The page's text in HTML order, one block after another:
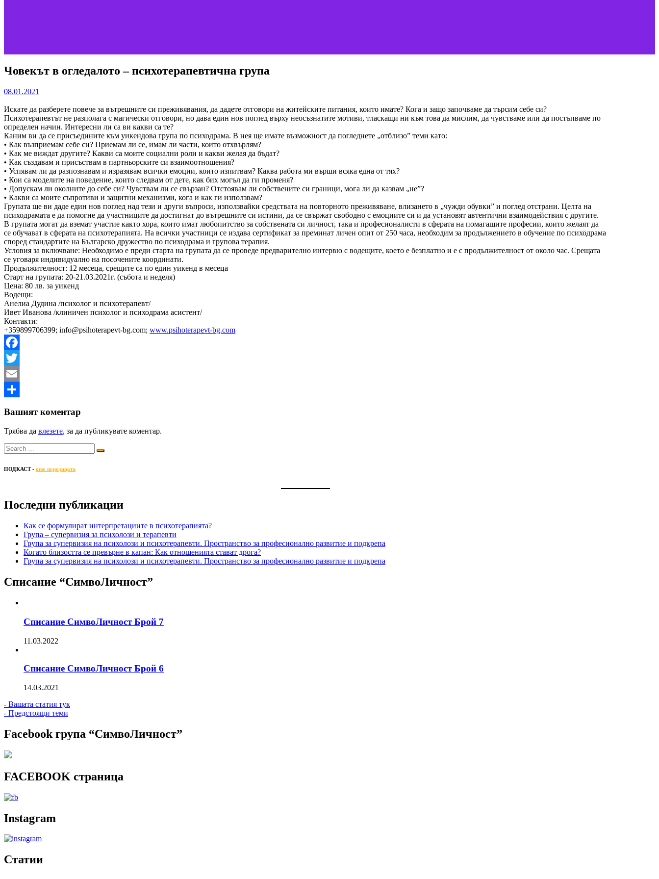
Човекът в огледалото – психотерапевтична гpyпа
08.01.2021
Искате да разберете повече за вътрешните си преживявания, да дадете отговори на житейските питания, които имате? Кога и защо започваме да търсим себе си?
Психотерапевтът не разполага с магически отговори, но дава един нов поглед върху неосъзнатите мотиви, тласкащи ни към това да мислим, да чувстваме или да постъпваме по
определен начин. Интересни ли са ви какви са те?
Каним ви да се присъедините към уикендова група по психодрама. В нея ще имате възможност да погледнете „отблизо” теми като:
• Как възприемам себе си? Приемам ли сe, имам ли части, които отхвърлям?
• Как ме виждат другите? Какви са моите социални роли и какви желая да бъдат?
• Как създавам и присъствам в партньорските си взаимоотношения?
• Успявам ли да разпознавам и изразявам всички емоции, които изпитвам? Каква работа ми върши всяка една от тях?
• Кои са моделите на поведение, които следвам от дете, как бих могъл да ги променя?
• Допускам ли околните до себе си? Чувствам ли се свързан? Отстоявам ли собствените си граници, мога ли да казвам „не”?
• Какви са моите съпротиви и защитни механизми, кога и как ги използвам?
Групата ще ви даде един нов поглед над тези и други въпроси, използвайки средствата на повторното преживяване, влизането в „чужди обувки” и поглед отстрани. Целта на
психодрамата е да помогне да участниците да достигнат до вътрешните си истини, да се свържат свободно с емоциите си и да установят автентични взаимодействия с другите.
В групата могат да вземат участие както хора, които имат любопитство за собствената си личност, така и професионалисти в сферата на помагащите професии, които желаят да
се обучават в сферата на психотерапията. На всички участници се издава сертификат за преминат личен опит от 250 часа, необходим за продължението в обучение по психодрама
според стандартите на Българско дружество по психодрама и групова терапия.
Условия за включване: Необходимо е преди старта на групата да се проведе предварително интервю с водещите, което е безплатно и е с продължителност от около час. Срещата
се уговаря индивидуално на посочените координати.
Продължителност: 12 месеца, срещите са по един уикенд в месеца
Старт на групата: 20-21.03.2021г. (събота и неделя)
Цена: 80 лв. за уикенд
Водещи:
Анелиа Дудина /психолог и психотерапевт/
Ивет Иванова /клиничен психолог и психодрама асистент/
Контакти:
+359899706399; info@psihoterapevt-bg.com; www.psihoterapevt-bg.com
Facebook
Twitter
Email
Вашият коментар
Трябва да влезете, за да публикувате коментар.
ПОДКАСТ - виж поредицата
Последни публикации
Как се формулират интерпретациите в психотерапията?
Група – супервизия за психолози и терапевти
Група за супервизия на психолози и психотерапевти. Пространство за професионално развитие и подкрепа
Когато близостта се превърне в капан: Как отношенията стават дрога?
Група за супервизия на психолози и психотерапевти. Пространство за професионално развитие и подкрепа
Списание “СимвоЛичност”
Списание СимвоЛичност Брой 7
11.03.2022
Списание СимвоЛичност Брой 6
14.03.2021
- Вашата статия тук
- Предстоящи теми
Facebook група “СимвоЛичност”
FACEBOOK страница
Instagram
Статии